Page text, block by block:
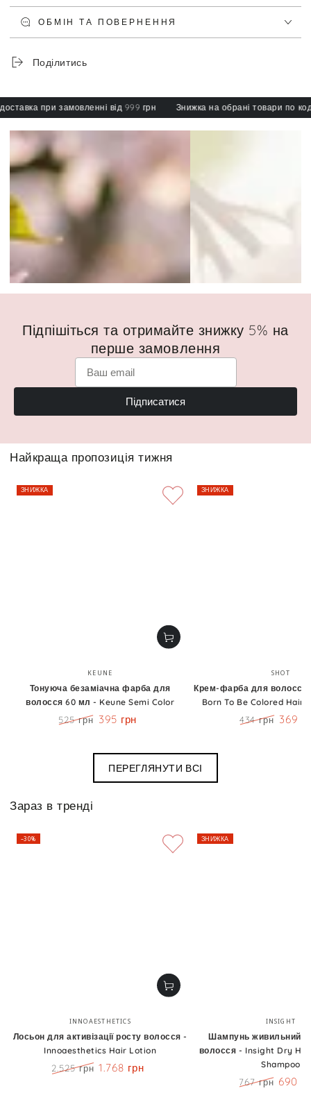
ОБМІН ТА ПОВЕРНЕННЯ
Поділитись
при замовленні від 999 грн Знижка на обрані товари по коду:
Підпішіться та отримайте знижку 5% на
перше замовлення
Підписатися
Найкраща пропозиція тижня
Бренд:
KEUNE
Тонуюча безаміачна фарба для
волосся 60 мл - Keune Semi Color
525 грн 395 грн
ЗНИЖКА
SHOT
Крем-фарба для волосся
Born To Be Colored Hair
434 грн 369
ЗНИЖКА
ПЕРЕГЛЯНУТИ ВСІ
Зараз в тренді
Бренд:
INNOAESTHETICS
Лосьон для активізації росту волосся -
Innoaesthetics Hair Lotion
2.525 грн 1.768 грн
–30%
INSIGHT
Шампунь живильний
волосся - Insight Dry
Shampoo
767 грн 690
ЗНИЖКА